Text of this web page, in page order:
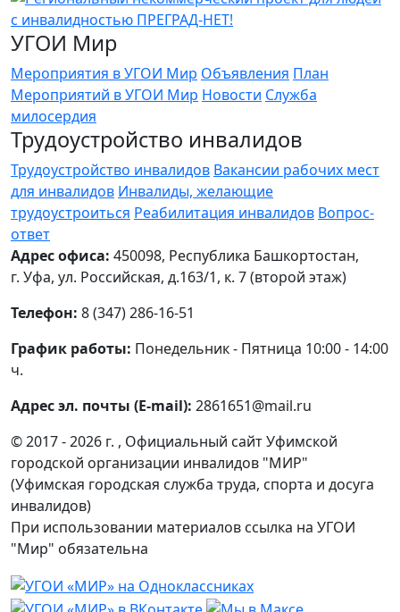
УГОИ Мир
Мероприятия в УГОИ Мир Объявления План
Мероприятий в УГОИ Мир Новости Служба
милосердия
Трудоустройство инвалидов
Трудоустройство инвалидов Вакансии рабочих мест
для инвалидов Инвалиды, желающие
трудоустроиться Реабилитация инвалидов Вопрос-
ответ
Адрес офиса: 450098, Республика Башкортостан,
г. Уфа, ул. Российская, д.163/1, к. 7 (второй этаж)
Телефон: 8 (347) 286-16-51
График работы: Понедельник - Пятница 10:00 - 14:00
ч.
Адрес эл. почты (E-mail): 2861651@mail.ru
© 2017 - 2026 г. , Официальный сайт Уфимской
городской организации инвалидов "МИР"
(Уфимская городская служба труда, спорта и досуга
инвалидов)
При использовании материалов ссылка на УГОИ
"Мир" обязательна